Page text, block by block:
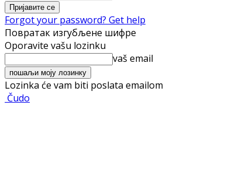
Forgot your password? Get help
Повратак изгубљене шифре
Oporavite vašu lozinku
vaš email
Lozinka će vam biti poslata emailom
Čudo